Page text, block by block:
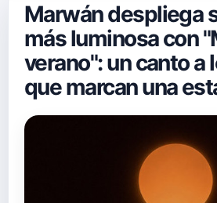
Marwán despliega
más luminosa con
verano": un canto a
que marcan una